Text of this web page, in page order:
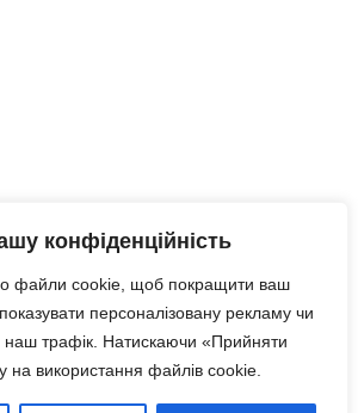
конфіденційність
файли cookie, щоб покращити ваш
персоналізовану рекламу чи
наш трафік. Натискаючи «Прийняти
на використання файлів cookie.